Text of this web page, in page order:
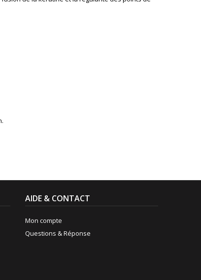
AIDE & CONTACT
Mon compte
Questions & Réponse